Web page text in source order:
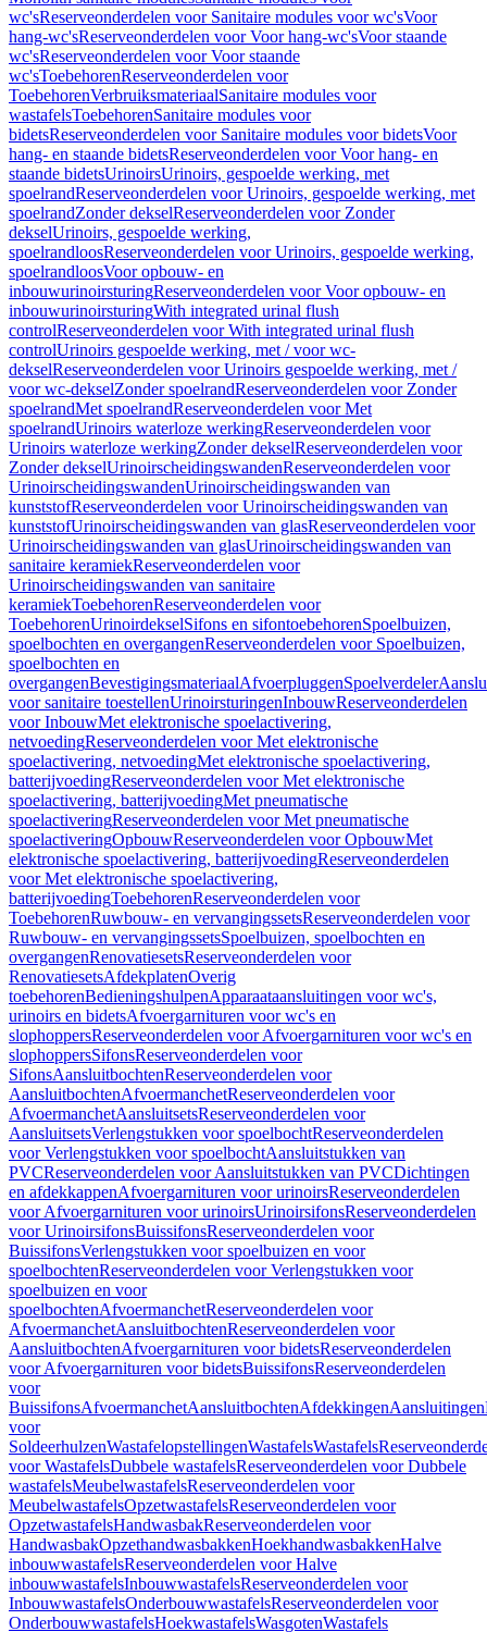
wc'sReserveonderdelen voor Sanitaire modules voor wc'sVoor
hang-wc'sReserveonderdelen voor Voor hang-wc'sVoor staande
wc'sReserveonderdelen voor Voor staande
wc'sToebehorenReserveonderdelen voor
ToebehorenVerbruiksmateriaalSanitaire modules voor
wastafelsToebehorenSanitaire modules voor
bidetsReserveonderdelen voor Sanitaire modules voor bidetsVoor
hang- en staande bidetsReserveonderdelen voor Voor hang- en
staande bidetsUrinoirsUrinoirs, gespoelde werking, met
spoelrandReserveonderdelen voor Urinoirs, gespoelde werking, met
spoelrandZonder dekselReserveonderdelen voor Zonder
dekselUrinoirs, gespoelde werking,
spoelrandloosReserveonderdelen voor Urinoirs, gespoelde werking,
spoelrandloosVoor opbouw- en
inbouwurinoirsturingReserveonderdelen voor Voor opbouw- en
inbouwurinoirsturingWith integrated urinal flush
controlReserveonderdelen voor With integrated urinal flush
controlUrinoirs gespoelde werking, met / voor wc-
dekselReserveonderdelen voor Urinoirs gespoelde werking, met /
voor wc-dekselZonder spoelrandReserveonderdelen voor Zonder
spoelrandMet spoelrandReserveonderdelen voor Met
spoelrandUrinoirs waterloze werkingReserveonderdelen voor
Urinoirs waterloze werkingZonder dekselReserveonderdelen voor
Zonder dekselUrinoirscheidingswandenReserveonderdelen voor
UrinoirscheidingswandenUrinoirscheidingswanden van
kunststofReserveonderdelen voor Urinoirscheidingswanden van
kunststofUrinoirscheidingswanden van glasReserveonderdelen voor
Urinoirscheidingswanden van glasUrinoirscheidingswanden van
sanitaire keramiekReserveonderdelen voor
Urinoirscheidingswanden van sanitaire
keramiekToebehorenReserveonderdelen voor
ToebehorenUrinoirdekselSifons en sifontoebehorenSpoelbuizen,
spoelbochten en overgangenReserveonderdelen voor Spoelbuizen,
spoelbochten en
overgangenBevestigingsmateriaalAfvoerpluggenSpoelverdeler
voor sanitaire toestellenUrinoirsturingenInbouwReserveonderdelen
voor InbouwMet elektronische spoelactivering,
netvoedingReserveonderdelen voor Met elektronische
spoelactivering, netvoedingMet elektronische spoelactivering,
batterijvoedingReserveonderdelen voor Met elektronische
spoelactivering, batterijvoedingMet pneumatische
spoelactiveringReserveonderdelen voor Met pneumatische
spoelactiveringOpbouwReserveonderdelen voor OpbouwMet
elektronische spoelactivering, batterijvoedingReserveonderdelen
voor Met elektronische spoelactivering,
batterijvoedingToebehorenReserveonderdelen voor
ToebehorenRuwbouw- en vervangingssetsReserveonderdelen voor
Ruwbouw- en vervangingssetsSpoelbuizen, spoelbochten en
overgangenRenovatiesetsReserveonderdelen voor
RenovatiesetsAfdekplatenOverig
toebehorenBedieningshulpenApparaataansluitingen voor wc's,
urinoirs en bidetsAfvoergarnituren voor wc's en
slophoppersReserveonderdelen voor Afvoergarnituren voor wc's en
slophoppersSifonsReserveonderdelen voor
SifonsAansluitbochtenReserveonderdelen voor
AansluitbochtenAfvoermanchetReserveonderdelen voor
AfvoermanchetAansluitsetsReserveonderdelen voor
AansluitsetsVerlengstukken voor spoelbochtReserveonderdelen
voor Verlengstukken voor spoelbochtAansluitstukken van
PVCReserveonderdelen voor Aansluitstukken van PVCDichtingen
en afdekkappenAfvoergarnituren voor urinoirsReserveonderdelen
voor Afvoergarnituren voor urinoirsUrinoirsifonsReserveonderdelen
voor UrinoirsifonsBuissifonsReserveonderdelen voor
BuissifonsVerlengstukken voor spoelbuizen en voor
spoelbochtenReserveonderdelen voor Verlengstukken voor
spoelbuizen en voor
spoelbochtenAfvoermanchetReserveonderdelen voor
AfvoermanchetAansluitbochtenReserveonderdelen voor
AansluitbochtenAfvoergarnituren voor bidetsReserveonderdelen
voor Afvoergarnituren voor bidetsBuissifonsReserveonderdelen
voor
BuissifonsAfvoermanchetAansluitbochtenAfdekkingenAansluitingen
voor
SoldeerhulzenWastafelopstellingenWastafelsWastafels
voor WastafelsDubbele wastafelsReserveonderdelen voor Dubbele
wastafelsMeubelwastafelsReserveonderdelen voor
MeubelwastafelsOpzetwastafelsReserveonderdelen voor
OpzetwastafelsHandwasbakReserveonderdelen voor
HandwasbakOpzethandwasbakkenHoekhandwasbakkenHalve
inbouwwastafelsReserveonderdelen voor Halve
inbouwwastafelsInbouwwastafelsReserveonderdelen voor
InbouwwastafelsOnderbouwwastafelsReserveonderdelen voor
OnderbouwwastafelsHoekwastafelsWasgotenWastafels